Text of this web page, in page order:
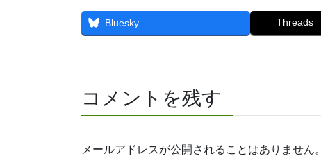
Bluesky Threads
コメントを残す
メールアドレスが公開されることはありません。